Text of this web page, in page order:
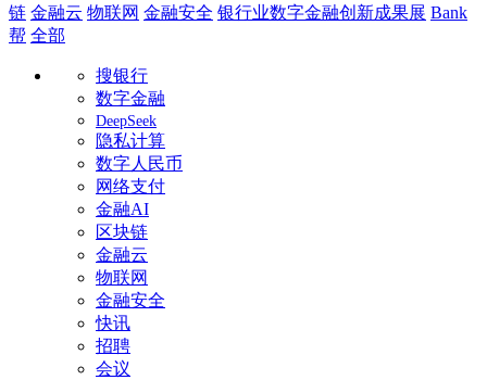
链 金融云 物联网 金融安全 银行业数字金融创新成果展 Bank
帮 全部
搜银行
数字金融
DeepSeek
隐私计算
数字人民币
网络支付
金融AI
区块链
金融云
物联网
金融安全
快讯
招聘
会议